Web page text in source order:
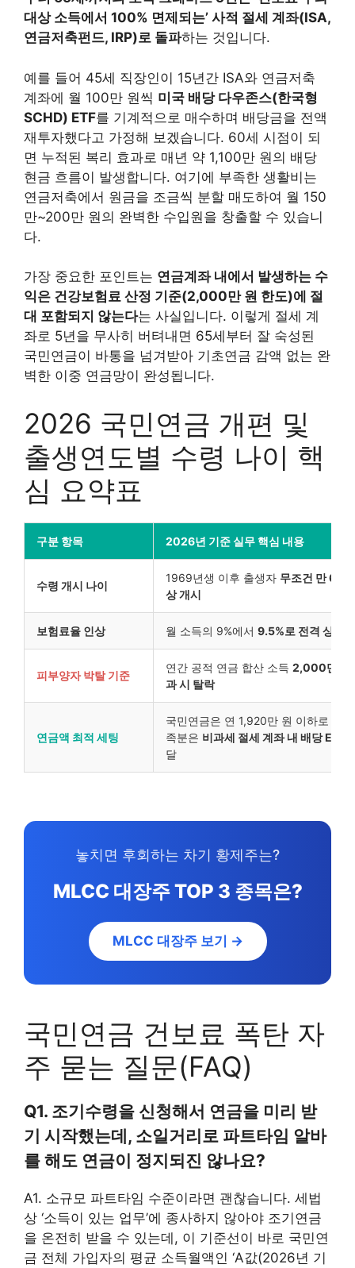
대상 소득에서 100% 면제되는’ 사적 절세 계좌(ISA,
연금저축펀드, IRP)로 돌파하는 것입니다.
예를 들어 45세 직장인이 15년간 ISA와 연금저축
계좌에 월 100만 원씩 미국 배당 다우존스(한국형
SCHD) ETF를 기계적으로 매수하며 배당금을 전액
재투자했다고 가정해 보겠습니다. 60세 시점이 되
면 누적된 복리 효과로 매년 약 1,100만 원의 배당
현금 흐름이 발생합니다. 여기에 부족한 생활비는
연금저축에서 원금을 조금씩 분할 매도하여 월 150
만~200만 원의 완벽한 수입원을 창출할 수 있습니
다.
가장 중요한 포인트는 연금계좌 내에서 발생하는 수
익은 건강보험료 산정 기준(2,000만 원 한도)에 절
대 포함되지 않는다는 사실입니다. 이렇게 절세 계
좌로 5년을 무사히 버텨내면 65세부터 잘 숙성된
국민연금이 바통을 넘겨받아 기초연금 감액 없는 완
벽한 이중 연금망이 완성됩니다.
2026 국민연금 개편 및
출생연도별 수령 나이 핵
심 요약표
구분 항목 2026년 기준 실무 핵심 내용
수령 개시 나이
1969년생 이후 출생자 무조건 만 65
상 개시
보험료율 인상 월 소득의 9%에서 9.5%로 전격 상향
피부양자 박탈 기준
연간 공적 연금 합산 소득 2,000만 원
과 시 탈락
연금액 최적 세팅
국민연금은 연 1,920만 원 이하로 통
족분은 비과세 절세 계좌 내 배당 ETF
달
놓치면 후회하는 차기 황제주는?
MLCC 대장주 TOP 3 종목은?
MLCC 대장주 보기 →
국민연금 건보료 폭탄 자
주 묻는 질문(FAQ)
Q1. 조기수령을 신청해서 연금을 미리 받
기 시작했는데, 소일거리로 파트타임 알바
를 해도 연금이 정지되진 않나요?
A1. 소규모 파트타임 수준이라면 괜찮습니다. 세법
상 ‘소득이 있는 업무’에 종사하지 않아야 조기연금
을 온전히 받을 수 있는데, 이 기준선이 바로 국민연
금 전체 가입자의 평균 소득월액인 ‘A값(2026년 기